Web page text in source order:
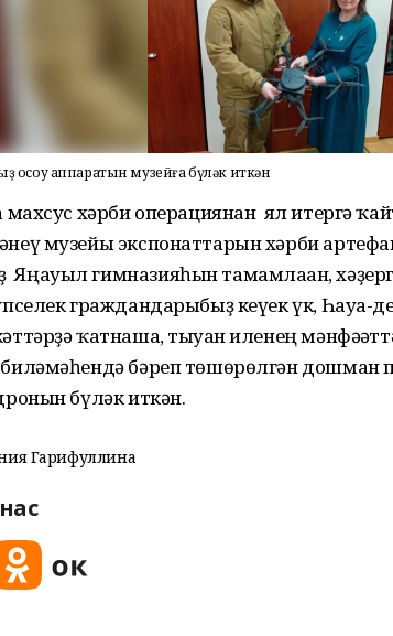
осоу аппаратын музейға бүләк иткән
махсус хәрби операциянан ял итергә
музейы экспонаттарын хәрби
гимназияһын тамамлаған,
граждандарыбыҙ кеүек үк, Һауа-
ҡатнаша, тыуған иленең
биләмәһендә бәреп төшөрөлгән дошман
бүләк иткән.
Гарифуллина